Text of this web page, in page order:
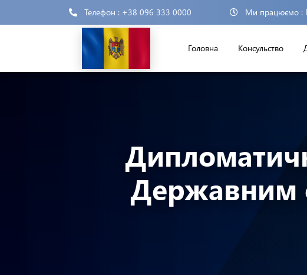
Телефон : +38 096 333 0000 Ми працюємо :
Головна Консульство
Державним